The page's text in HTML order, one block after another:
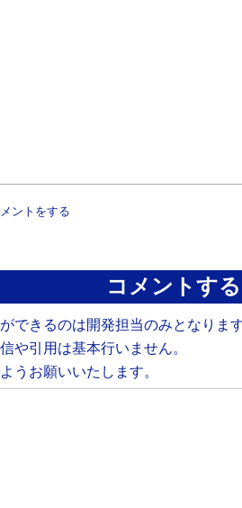
ントをする
コメントする
できるのは開発担当のみとなりま
や引用は基本行いません。
うお願いいたします。